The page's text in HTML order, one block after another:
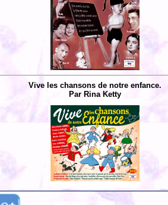
Vive les chansons de notre enfance.
Par Rina Ketty